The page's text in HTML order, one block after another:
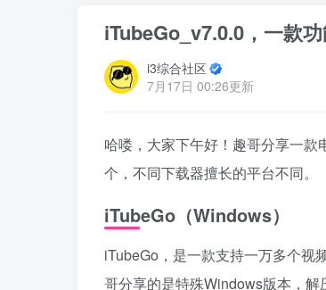
iTubeGo_v7.0.0，一款
i3综合社区
7月17日 00:26更新
哈喽，大家下午好！趣哥分享一
个，不同下载器擅长的平台不同。
iTubeGo（Windows）
iTubeGo，是一款支持一万多个视
哥分享的是特殊Windows版本，解